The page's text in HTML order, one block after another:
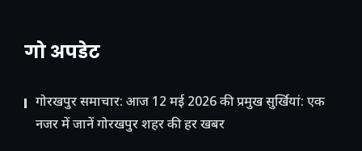
गो अपडेट
गोरखपुर समाचार: आज 12 मई 2026 की प्रमुख सुर्खियां: एक
नजर में जानें गोरखपुर शहर की हर खबर